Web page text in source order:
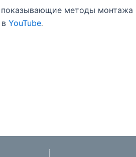
методы монтажа
YouTube.